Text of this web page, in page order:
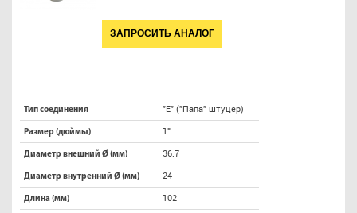
ЗАПРОСИТЬ АНАЛОГ
Тип соединения "E" ("Папа" штуцер)
Размер (дюймы) 1"
Диаметр внешний Ø (мм) 36.7
Диаметр внутренний Ø (мм) 24
Длина (мм) 102